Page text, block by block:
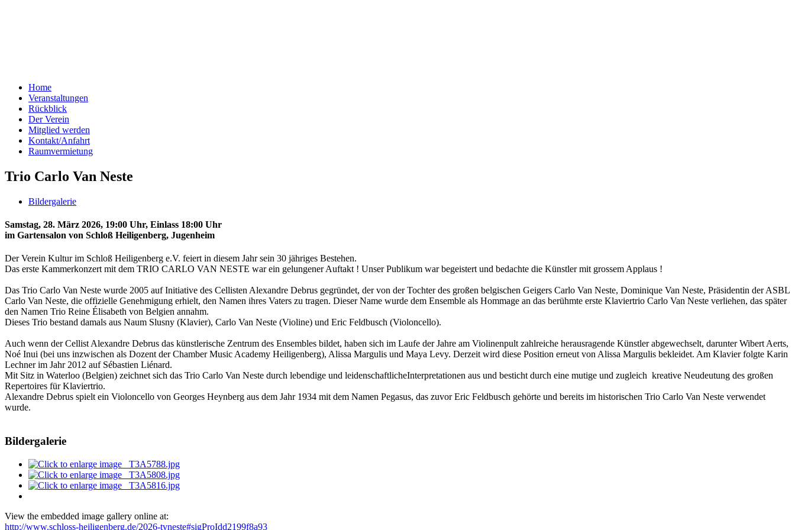
Home
Veranstaltungen
Rückblick
Der Verein
Mitglied werden
Kontakt/Anfahrt
Raumvermietung
Trio Carlo Van Neste
Bildergalerie
Samstag, 28. März 2026, 19:00 Uhr, Einlass 18:00 Uhr
im Gartensalon von Schloß Heiligenberg, Jugenheim
Der Verein Kultur im Schloß Heiligenberg e.V. feiert in diesem Jahr sein 30 jähriges Bestehen.
Das erste Kammerkonzert mit dem TRIO CARLO VAN NESTE war ein gelungener Auftakt ! Unser Publikum war begeistert und bedachte die Künstler mit grossem Applaus !
Das Trio Carlo Van Neste wurde 2005 auf Initiative des Cellisten Alexandre Debrus gegründet, der von der Tochter des großen belgischen Geigers Carlo Van Neste, Dominique Van Neste, Präsidentin der ASBL
Carlo Van Neste, die offizielle Genehmigung erhielt, den Namen ihres Vaters zu tragen. Dieser Name wurde dem Ensemble als Hommage an das berühmte erste Klaviertrio Carlo Van Neste verliehen, das später
den Namen Trio Reine Élisabeth von Belgien annahm.
Dieses Trio bestand damals aus Naum Slusny (Klavier), Carlo Van Neste (Violine) und Eric Feldbusch (Violoncello).
Auch wenn der Cellist Alexandre Debrus das künstlerische Zentrum des Ensembles bildet, haben sich im Laufe der Jahre am Violinenpult zahlreiche herausragende Künstler abgewechselt, darunter Wibert Aerts,
Noé Inui (bei uns inzwischen als Dozent der Chamber Music Academy Heiligenberg), Alissa Margulis und Maya Levy. Derzeit wird diese Position erneut von Alissa Margulis bekleidet. Am Klavier folgte Karin
Lechner im Jahr 2012 auf Sébastien Liénard.
Mit Sitz in Waterloo (Belgien) zeichnet sich das Trio Carlo Van Neste durch lebendige und leidenschaftlicheInterpretationen aus und besticht durch eine mutige und zugleich kreative Neudeutung des großen
Repertoires für Klaviertrio.
Alexandre Debrus spielt ein Violoncello von Georges Heynberg aus dem Jahr 1934 mit dem Namen Pegasus, das zuvor Eric Feldbusch gehörte und bereits im historischen Trio Carlo Van Neste verwendet
wurde.
Bildergalerie
View the embedded image gallery online at:
http://www.schloss-heiligenberg.de/2026-tvneste#sigProIdd2199f8a93